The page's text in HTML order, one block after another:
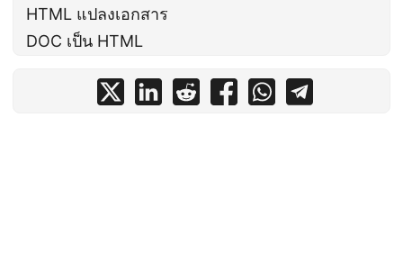
HTML แปลงเอกสาร
DOC เป็น HTML